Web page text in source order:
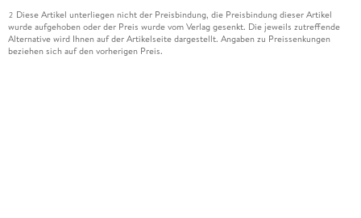
2 Diese Artikel unterliegen nicht der Preisbindung, die Preisbindung dieser Artikel
wurde aufgehoben oder der Preis wurde vom Verlag gesenkt. Die jeweils zutreffende
Alternative wird Ihnen auf der Artikelseite dargestellt. Angaben zu Preissenkungen
beziehen sich auf den vorherigen Preis.